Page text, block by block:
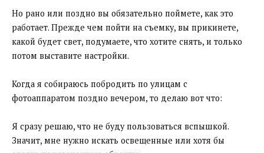
Но рано или поздно вы обязательно поймете, как это
работает. Прежде чем пойти на съемку, вы прикинете,
какой будет свет, подумаете, что хотите снять, и только
потом выставите настройки.
Когда я собираюсь побродить по улицам с
фотоаппаратом поздно вечером, то делаю вот что:
Я сразу решаю, что не буду пользоваться вспышкой.
Значит, мне нужно искать освещенные или хотя бы